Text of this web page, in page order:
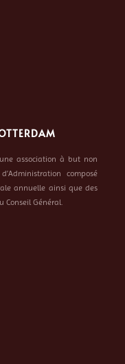
association à but non
composé
annuelle ainsi que des
Conseil Général.